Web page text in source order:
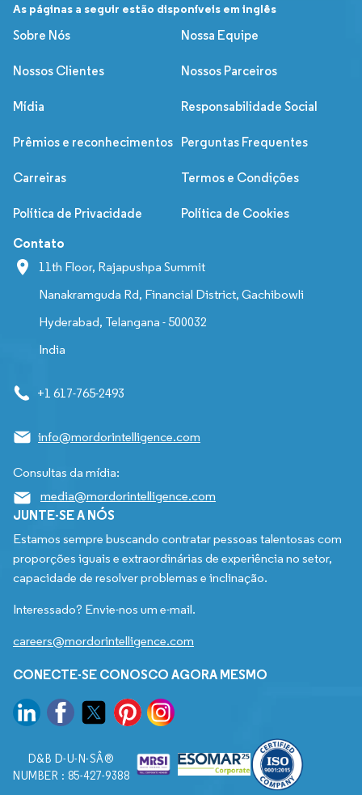
As páginas a seguir estão disponíveis em inglês
Sobre Nós
Nossa Equipe
Nossos Clientes Nossos Parceiros
Mídia Responsabilidade Social
Prêmios e reconhecimentos Perguntas Frequentes
Carreiras Termos e Condições
Política de Privacidade Política de Cookies
Contato
11th Floor, Rajapushpa Summit
Nanakramguda Rd, Financial District, Gachibowli
Hyderabad, Telangana - 500032
India
+1 617-765-2493
info@mordorintelligence.com
Consultas da mídia:
media@mordorintelligence.com
JUNTE-SE A NÓS
Estamos sempre buscando contratar pessoas talentosas com
proporções iguais e extraordinárias de experiência no setor,
capacidade de resolver problemas e inclinação.
Interessado? Envie-nos um e-mail.
careers@mordorintelligence.com
CONECTE-SE CONOSCO AGORA MESMO
D&B D-U-N-SÂ®
NUMBER : 85-427-9388